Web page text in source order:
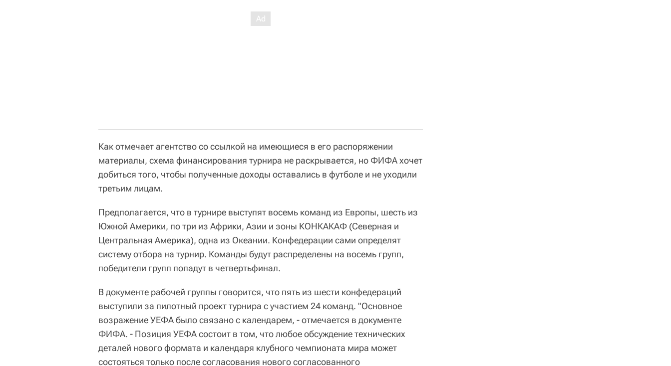
Как отмечает агентство со ссылкой на имеющиеся в его распоряжении
материалы, схема финансирования турнира не раскрывается, но ФИФА хочет
добиться того, чтобы полученные доходы оставались в футболе и не уходили
третьим лицам.
Предполагается, что в турнире выступят восемь команд из Европы, шесть из
Южной Америки, по три из Африки, Азии и зоны КОНКАКАФ (Северная и
Центральная Америка), одна из Океании. Конфедерации сами определят
систему отбора на турнир. Команды будут распределены на восемь групп,
победители групп попадут в четвертьфинал.
В документе рабочей группы говорится, что пять из шести конфедераций
выступили за пилотный проект турнира с участием 24 команд. "Основное
возражение УЕФА было связано с календарем, - отмечается в документе
ФИФА. - Позиция УЕФА состоит в том, что любое обсуждение технических
деталей нового формата и календаря клубного чемпионата мира может
состояться только после согласования нового согласованного